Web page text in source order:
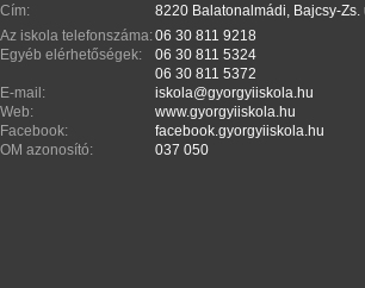
Cím:
8220 Balatonalmádi, Bajcsy-Zs.
Az iskola telefonszáma:06 30 811 9218
Egyéb elérhetőségek:
06 30 811 5324
06 30 811 5372
E-mail:
iskola@gyorgyiiskola.hu
Web:
www.gyorgyiiskola.hu
Facebook:
facebook.gyorgyiiskola.hu
OM azonosító:
037 050